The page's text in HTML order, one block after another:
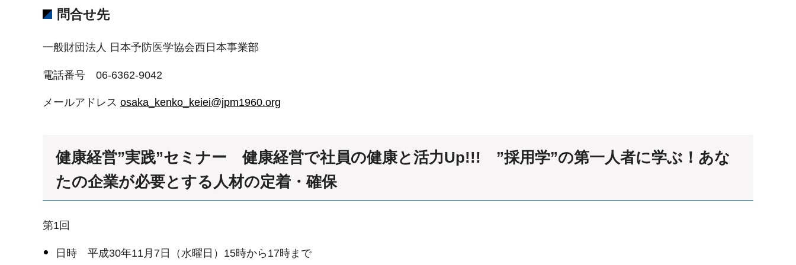
問合せ先
一般財団法人 日本予防医学協会西日本事業部
電話番号 06-6362-9042
メールアドレス osaka_kenko_keiei@jpm1960.org
健康経営”実践”セミナー 健康経営で社員の健康と活力Up!!! ”採用学”の第一人者に学ぶ！あな
たの企業が必要とする人材の定着・確保
第1回
日時 平成30年11月7日（水曜日）15時から17時まで